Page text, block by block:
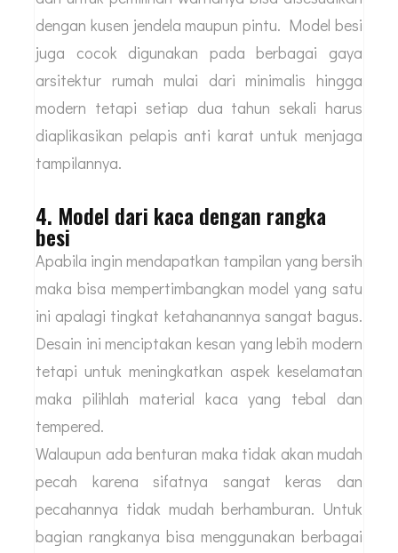
dengan kusen jendela maupun pintu. Model besi
juga cocok digunakan pada berbagai gaya
arsitektur rumah mulai dari minimalis hingga
modern tetapi setiap dua tahun sekali harus
diaplikasikan pelapis anti karat untuk menjaga
tampilannya.
4. Model dari kaca dengan rangka
besi
Apabila ingin mendapatkan tampilan yang bersih
maka bisa mempertimbangkan model yang satu
ini apalagi tingkat ketahanannya sangat bagus.
Desain ini menciptakan kesan yang lebih modern
tetapi untuk meningkatkan aspek keselamatan
maka pilihlah material kaca yang tebal dan
tempered.
Walaupun ada benturan maka tidak akan mudah
pecah karena sifatnya sangat keras dan
pecahannya tidak mudah berhamburan. Untuk
bagian rangkanya bisa menggunakan berbagai